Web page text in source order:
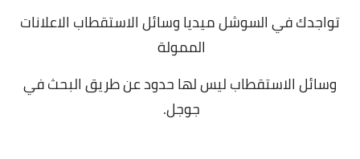
تواجدك في السوشل ميديا وسائل الاستقطاب الاعلانات
الممولة
وسائل الاستقطاب ليس لها حدود عن طريق البحث في
جوجل.